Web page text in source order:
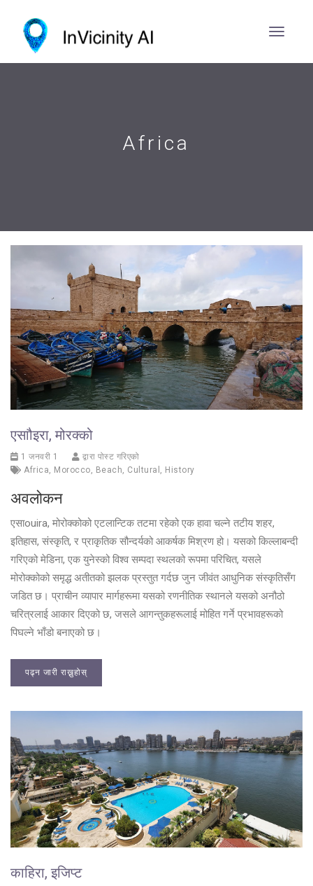
Africa
एसाौइरा, मोरक्को
1 जनवरी 1
द्वारा पोस्ट गरिएको
Africa, Morocco, Beach, Cultural , History
अवलोकन
एसाouira, मोरोक्कोको एटलान्टिक तटमा रहेको एक हावा चल्ने तटीय शहर,
इतिहास, संस्कृति, र प्राकृतिक सौन्दर्यको आकर्षक मिश्रण हो। यसको किल्लाबन्दी
गरिएको मेडिना, एक युनेस्को विश्व सम्पदा स्थलको रूपमा परिचित, यसले
मोरोक्कोको समृद्ध अतीतको झलक प्रस्तुत गर्दछ जुन जीवंत आधुनिक संस्कृतिसँग
जडित छ। प्राचीन व्यापार मार्गहरूमा यसको रणनीतिक स्थानले यसको अनौठो
चरित्रलाई आकार दिएको छ, जसले आगन्तुकहरूलाई मोहित गर्ने प्रभावहरूको
पिघल्ने भाँडो बनाएको छ।
पढ्न जारी राख्नुहोस्
काहिरा, इजिप्ट